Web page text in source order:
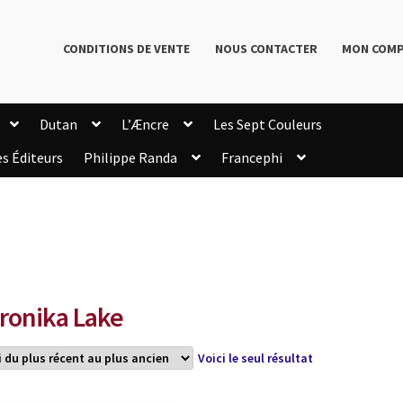
CONDITIONS DE VENTE NOUS CONTACTER MON
Dutan L’Æncre
Les Sept Couleurs
Éditeurs Philippe Randa
Francephi
Lake
Voici le seul résultat